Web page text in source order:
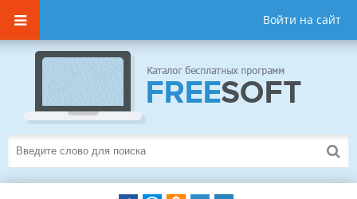
Войти на сайт